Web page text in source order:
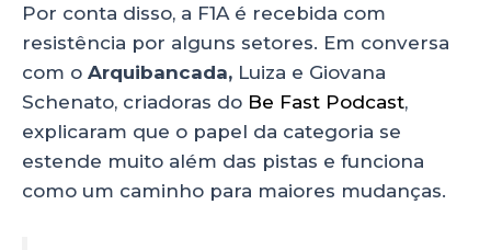
Por conta disso, a F1A é recebida com
resistência por alguns setores. Em conversa
com o Arquibancada, Luiza e Giovana
Schenato, criadoras do Be Fast Podcast,
explicaram que o papel da categoria se
estende muito além das pistas e funciona
como um caminho para maiores mudanças.